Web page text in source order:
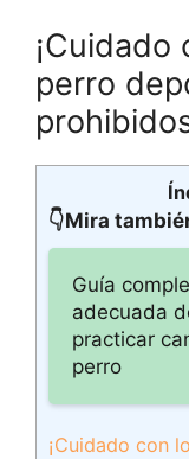
perro
👇Mira
Guía
adecuada
practicar
perro
¡Cuidado con